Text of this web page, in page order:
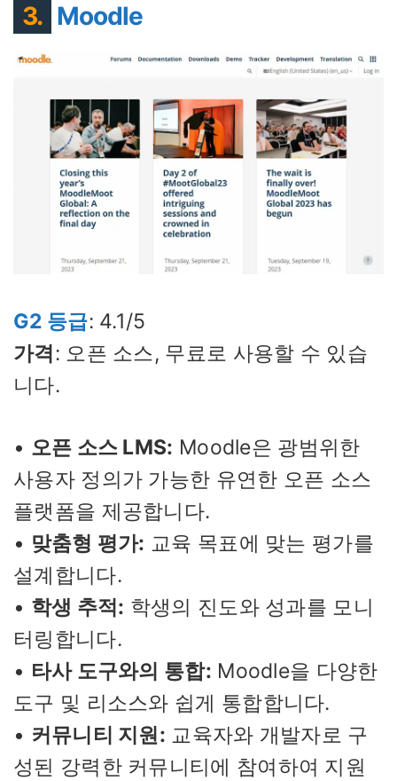
3. Moodle
G2 등급: 4.1/5
가격: 오픈 소스, 무료로 사용할 수 있습
니다.
• 오픈 소스 LMS: Moodle은 광범위한
사용자 정의가 가능한 유연한 오픈 소스
플랫폼을 제공합니다.
• 맞춤형 평가: 교육 목표에 맞는 평가를
설계합니다.
• 학생 추적: 학생의 진도와 성과를 모니
터링합니다.
• 타사 도구와의 통합: Moodle을 다양한
도구 및 리소스와 쉽게 통합합니다.
• 커뮤니티 지원: 교육자와 개발자로 구
성된 강력한 커뮤니티에 참여하여 지원